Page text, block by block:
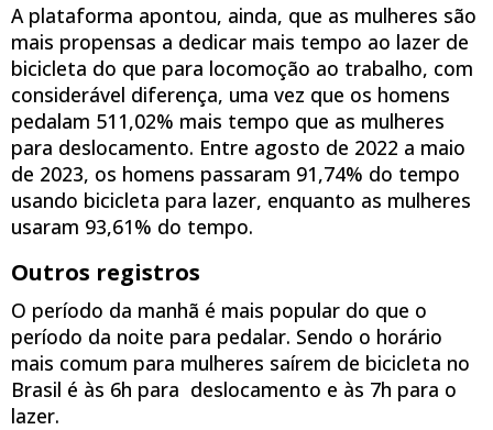
A plataforma apontou, ainda, que as mulheres são
mais propensas a dedicar mais tempo ao lazer de
bicicleta do que para locomoção ao trabalho, com
considerável diferença, uma vez que os homens
pedalam 511,02% mais tempo que as mulheres
para deslocamento. Entre agosto de 2022 a maio
de 2023, os homens passaram 91,74% do tempo
usando bicicleta para lazer, enquanto as mulheres
usaram 93,61% do tempo.
Outros registros
O período da manhã é mais popular do que o
período da noite para pedalar. Sendo o horário
mais comum para mulheres saírem de bicicleta no
Brasil é às 6h para deslocamento e às 7h para o
lazer.